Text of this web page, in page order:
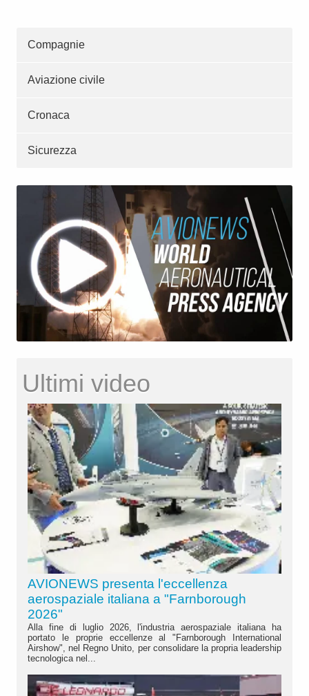
Compagnie
Aviazione civile
Cronaca
Sicurezza
Ultimi video
AVIONEWS presenta l'eccellenza
aerospaziale italiana a "Farnborough
2026"
Alla fine di luglio 2026, l'industria aerospaziale italiana ha
portato le proprie eccellenze al "Farnborough International
Airshow", nel Regno Unito, per consolidare la propria leadership
tecnologica nel...